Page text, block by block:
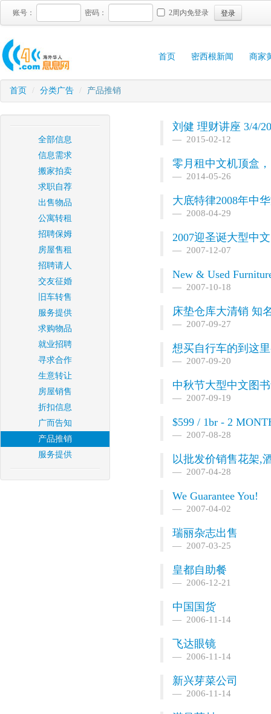
账号： 密码： 2周内免登录 登录
首页 密西根新闻 商家
首页 / 分类广告 / 产品推销
全部信息
信息需求
搬家拍卖
求职自荐
出售物品
公寓转租
招聘保姆
房屋售租
招聘请人
交友征婚
旧车转售
服务提供
求购物品
就业招聘
寻求合作
生意转让
房屋销售
折扣信息
广而告知
产品推销
服务提供
刘健 理财讲座 3/4/
2015-02-12
零月租中文机顶盒
2014-05-26
大底特律2008年中
2008-04-29
2007迎圣诞大型中
2007-12-07
New & Used
2007-10-18
床垫仓库大清销 知
2007-09-27
想买自行车的到这
2007-09-20
中秋节大型中文图
2007-09-19
$599 / 1br - 2
2007-08-28
以批发价销售花架,
2007-04-28
We Guarantee You!
2007-04-02
瑞丽杂志出售
2007-03-25
皇都自助餐
2006-12-21
中国国货
2006-11-14
飞达眼镜
2006-11-14
新兴芽菜公司
2006-11-14